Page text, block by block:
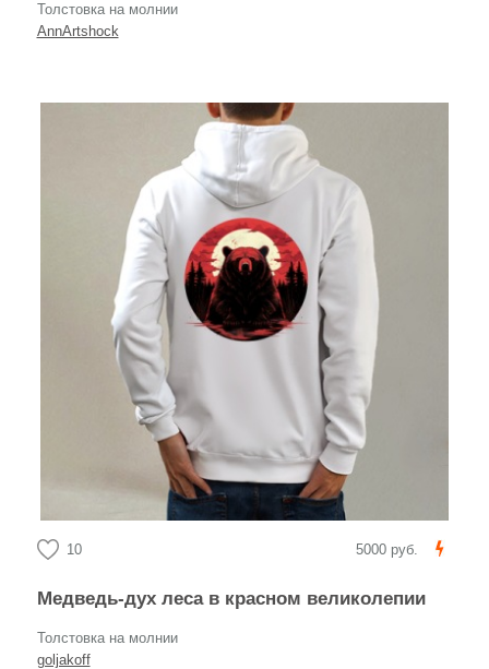
Толстовка на молнии
AnnArtshock
10 5000 руб.
Медведь-дух леса в красном великолепии
Толстовка на молнии
goljakoff